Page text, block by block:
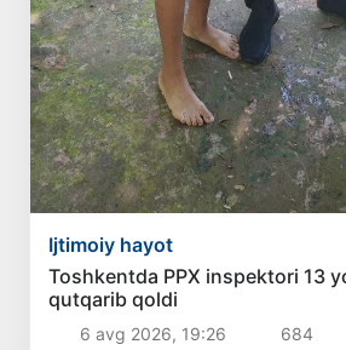
Ijtimoiy hayot
Toshkentda PPX inspektori 13
qutqarib qoldi
6 avg 2026, 19:26 684